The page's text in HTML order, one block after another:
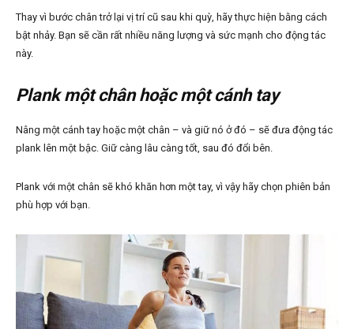
Thay vì bước chân trở lại vị trí cũ sau khi quỳ, hãy thực hiện bằng cách
bật nhảy. Bạn sẽ cần rất nhiều năng lượng và sức mạnh cho động tác
này.
Plank một chân hoặc một cánh tay
Nâng một cánh tay hoặc một chân – và giữ nó ở đó – sẽ đưa động tác
plank lên một bậc. Giữ càng lâu càng tốt, sau đó đổi bên.
Plank với một chân sẽ khó khăn hơn một tay, vì vậy hãy chọn phiên bản
phù hợp với bạn.